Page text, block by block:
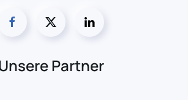
Partner